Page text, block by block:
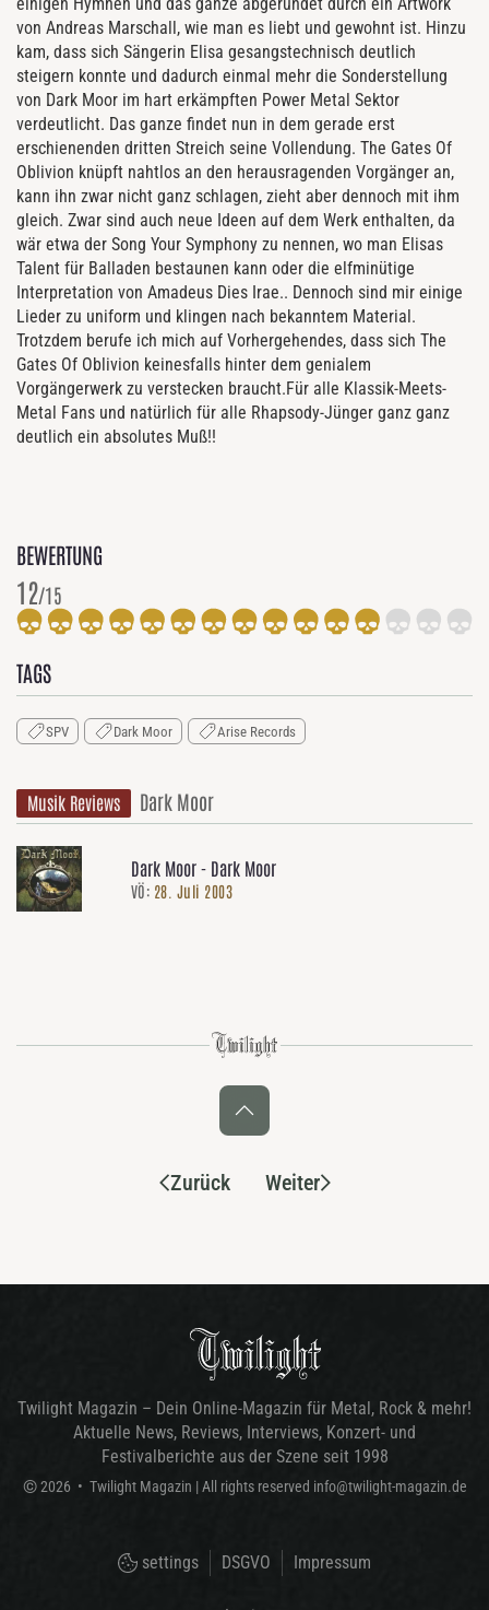
von Andreas Marschall, wie man es liebt und gewohnt ist. Hinzu
kam, dass sich Sängerin Elisa gesangstechnisch deutlich
steigern konnte und dadurch einmal mehr die Sonderstellung
von Dark Moor im hart erkämpften Power Metal Sektor
verdeutlicht. Das ganze findet nun in dem gerade erst
erschienenden dritten Streich seine Vollendung. The Gates Of
Oblivion knüpft nahtlos an den herausragenden Vorgänger an,
kann ihn zwar nicht ganz schlagen, zieht aber dennoch mit ihm
gleich. Zwar sind auch neue Ideen auf dem Werk enthalten, da
wär etwa der Song Your Symphony zu nennen, wo man Elisas
Talent für Balladen bestaunen kann oder die elfminütige
Interpretation von Amadeus Dies Irae.. Dennoch sind mir einige
Lieder zu uniform und klingen nach bekanntem Material.
Trotzdem berufe ich mich auf Vorhergehendes, dass sich The
Gates Of Oblivion keinesfalls hinter dem genialem
Vorgängerwerk zu verstecken braucht.Für alle Klassik-Meets-
Metal Fans und natürlich für alle Rhapsody-Jünger ganz ganz
deutlich ein absolutes Muß!!
BEWERTUNG
12/15
TAGS
SPV Dark Moor Arise Records
Musik Reviews Dark Moor
Dark Moor - Dark Moor
VÖ: 28. Juli 2003
Zurück Weiter
Twilight Magazin – Dein Online-Magazin für Metal, Rock & mehr!
Aktuelle News, Reviews, Interviews, Konzert- und
Festivalberichte aus der Szene seit 1998
© 2026 • Twilight Magazin | All rights reserved info@twilight-magazin.de
settings DSGVO Impressum